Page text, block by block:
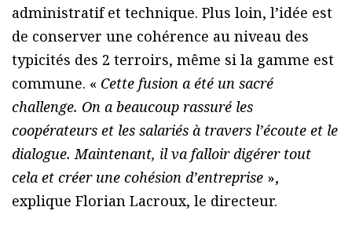
administratif et technique. Plus loin, l’idée est
de conserver une cohérence au niveau des
typicités des 2 terroirs, même si la gamme est
commune. « Cette fusion a été un sacré
challenge. On a beaucoup rassuré les
coopérateurs et les salariés à travers l’écoute et le
dialogue. Maintenant, il va falloir digérer tout
cela et créer une cohésion d’entreprise »,
explique Florian Lacroux, le directeur.